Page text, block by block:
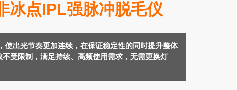
冰点IPL强脉冲脱毛仪
使出光节奏更加连续，在保证稳定性的同时提升整体
受限制，满足持续、高频使用需求，无需更换灯